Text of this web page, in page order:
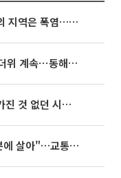
동해안은 시간당 80㎜ 폭우, 그 외 지역은 폭염…‘극과 극 날씨’
[내일 날씨] 폭염 한풀 꺾여도 무더위 계속⋯동해안 이틀 연속 비
임영웅, 어느덧 데뷔 10주년⋯"가진 것 없던 시절, 내 앞엔 20명의 팬뿐"
'굿 윌 헌팅' 배우 "기아 EV2 덕분에 살아"…교통사고 후 안전성 극찬